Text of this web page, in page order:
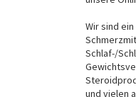
Wir sind
Schlaf-/
und vielen